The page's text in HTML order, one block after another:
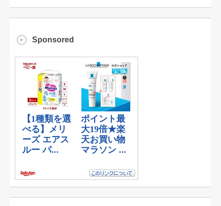
Sponsored